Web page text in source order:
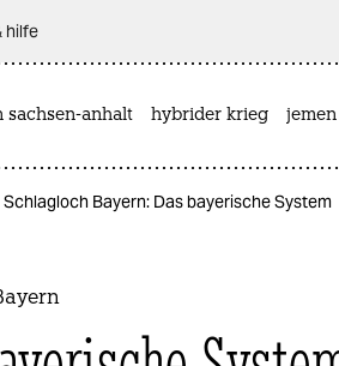
hilfe
sachsen-anhalt hybrider krieg jemen
Schlagloch Bayern: Das bayerische System